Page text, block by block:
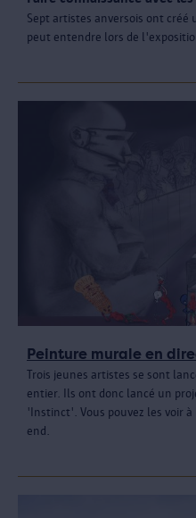
Sept artistes anversois ont créé
peut entendre lors de
Peinture murale en
Trois jeunes artistes se sont
entier. Ils ont donc lancé un
'Instinct'. Vous pouvez les voir
end.